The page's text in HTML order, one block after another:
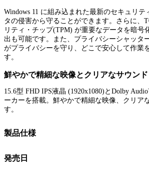
Windows 11 に組み込まれた最新のセキュリ
タの侵害から守ることができます。さらに、
リティ・チップ(TPM) が重要なデータを暗号
出も可能です。また、プライバシーシャッタ
がプライバシーを守り、どこで安心して作業
す。
鮮やかで精細な映像とクリアなサウンド
15.6型 FHD IPS液晶 (1920x1080)とDolby
ーカーを搭載。鮮やかで精細な映像、クリア
す。
製品仕様
発売日